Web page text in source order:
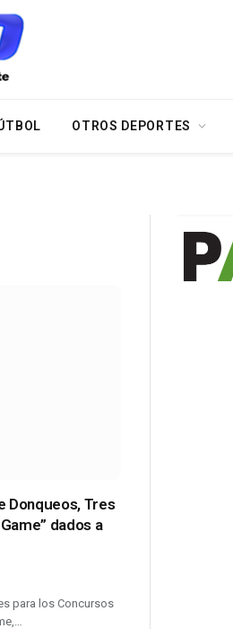
OTROS DEPORTES
Donqueos, Tres
dados a
para los Concursos